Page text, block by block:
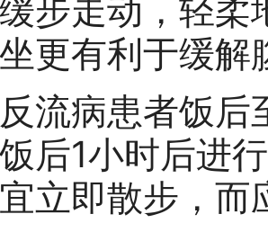
步走动，轻
更有利于缓解
流病患者饭
后1小时后进
立即散步，